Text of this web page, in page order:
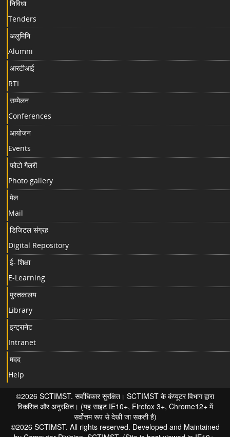
निविधा
Tenders
अलुमिनि
Alumni
आरटीआई
RTI
सम्मेलन
Conferences
आयोजन
Events
फोटो गैलरी
Photo gallery
मेल
Mail
डिजिटल संग्रह
Digital Repository
ई- शिक्षा
E-Learning
पुस्तकालय
Library
इन्ट्रानेट
Intranet
मदद
Help
©2026 SCTIMST. सर्वाधिकार सुरक्षित। SCTIMST के कंप्यूटर विभाग द्वारा
विकसित और अनुरक्षित। (यह साइट IE10+, Firefox 3+, Chrome12+ में
सर्वोत्तम रूप से देखी जा सकती है)
©2026 SCTIMST. All rights reserved. Developed and Maintained